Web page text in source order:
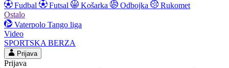
Fudbal
Futsal Košarka Odbojka
Rukomet
Ostalo
Vaterpolo Tango liga
Video
SPORTSKA BERZA
Prijava
Prijava